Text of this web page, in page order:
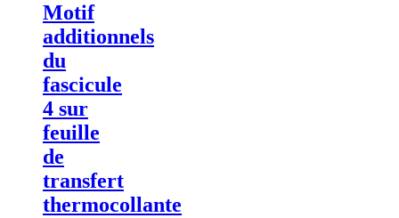
Motif
additionnels
du
fascicule
4 sur
feuille
de
transfert
thermocollante